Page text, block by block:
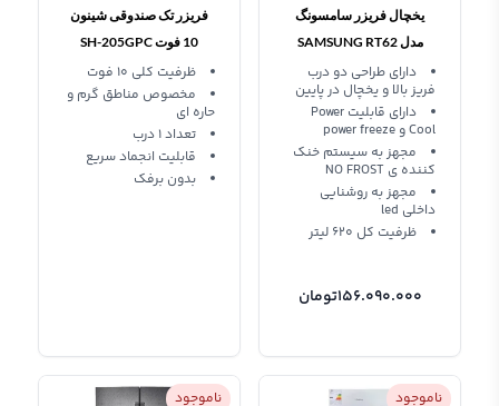
یخچال فریزر سامسونگ
مدل SAMSUNG RT62
دارای طراحی دو درب
فریز بالا و یخچال در پایین
دارای قابلیت Power
Cool و power freeze
مجهز به سیستم خنک
کننده ی NO FROST
مجهز به روشنایی
داخلی led
ظرفیت کل 620 لیتر
156.090.000تومان
فریزر تک صندوقی شینون
10 فوت SH-205GPC
ظرفیت کلی 10 فوت
مخصوص مناطق گرم و
حاره ای
تعداد 1 درب
قابلیت انجماد سریع
بدون برفک
ناموجود ناموجود